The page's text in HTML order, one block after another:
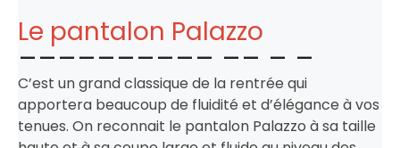
Le pantalon Palazzo
C’est un grand classique de la rentrée qui
apportera beaucoup de fluidité et d’élégance à vos
tenues. On reconnait le pantalon Palazzo à sa taille